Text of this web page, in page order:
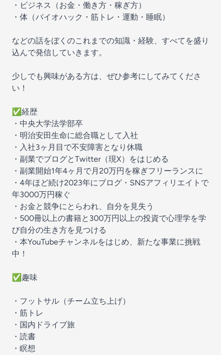
・ビジネス（お金・働き方・稼ぎ方）
・体（バイオハック・筋トレ・運動・睡眠）
などの話をぼくのこれまでの知識・経験、すべてを盛り
込んで発信していきます。
少しでも興味がある方は、ぜひ参考にしてみてくださ
い！
✅経歴
・中央大学法学部卒
・明治安田生命に総合職として入社
・入社3ヶ月目で不安障害となり休職
・副業でブログとTwitter（現X）をはじめる
・副業開始1年4ヶ月で月20万円を稼ぎフリーランスに
・4年ほど続け2023年にブログ・SNSアフィリエイトで
年3000万円稼ぐ
・お金と競争にとらわれ、自分を見失う
・500冊以上の書籍と300万円以上の投資で心理学を学
び自分の生き方を見つける
・本YouTubeチャンネルをはじめ、新たな事業に挑戦
中！
✅趣味
・フットサル（チーム立ち上げ）
・筋トレ
・国内ドライブ旅
・読書
・瞑想